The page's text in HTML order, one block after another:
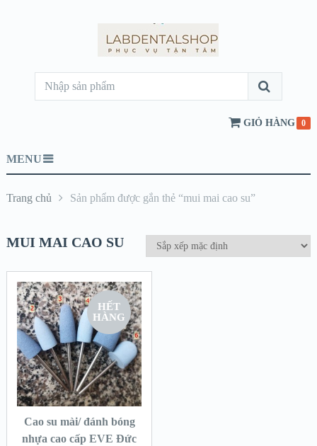
GIỎ HÀNG 0
MENU
Trang chủ Sản phẩm được gắn thẻ “mui mai cao su”
MUI MAI CAO SU
HẾT
HÀNG
Cao su mài/ đánh bóng
nhựa cao cấp EVE Đức